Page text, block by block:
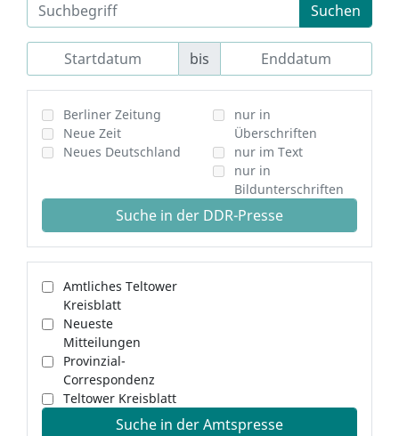
Suchen
bis
Berliner Zeitung
Neue Zeit
Neues Deutschland
nur in
Überschriften
nur im Text
nur in
Bildunterschriften
Suche in der DDR-Presse
Amtliches Teltower
Kreisblatt
Neueste
Mitteilungen
Provinzial-
Correspondenz
Teltower Kreisblatt
Suche in der Amtspresse